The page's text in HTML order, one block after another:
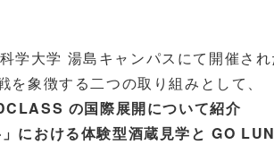
大学 湯島キャンパスにて開催さ
象徴する二つの取り組みとして、
の国際展開について紹介
おける体験型酒蔵見学と GO